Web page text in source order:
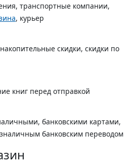
транспортные компании,
, курьер
скидки, скидки по
книг перед отправкой
банковскими картами,
банковским переводом